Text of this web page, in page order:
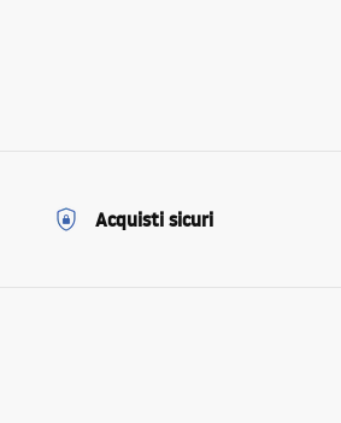
Acquisti sicuri